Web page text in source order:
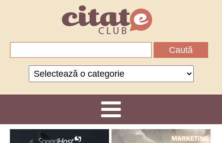
Categorii